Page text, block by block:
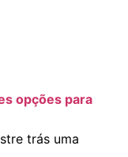
opções para
trás uma